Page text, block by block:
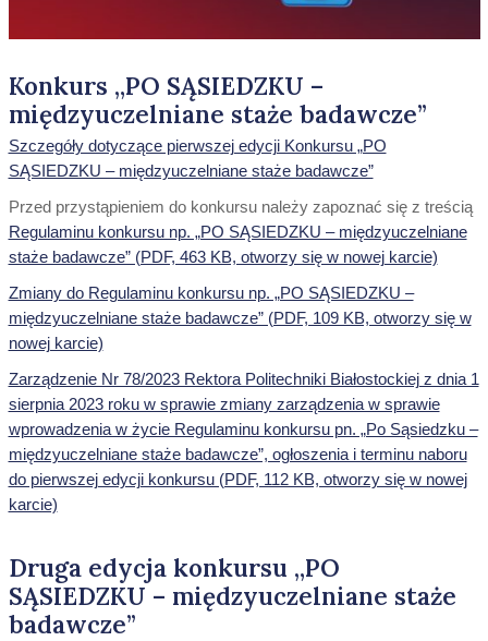
Konkurs „PO SĄSIEDZKU –
międzyuczelniane staże badawcze”
Szczegóły dotyczące pierwszej edycji Konkursu „PO
SĄSIEDZKU – międzyuczelniane staże badawcze”
Przed przystąpieniem do konkursu należy zapoznać się z treścią
Regulaminu konkursu np. „PO SĄSIEDZKU – międzyuczelniane
staże badawcze” (PDF, 463 KB, otworzy się w nowej karcie)
Zmiany do Regulaminu konkursu np. „PO SĄSIEDZKU –
międzyuczelniane staże badawcze” (PDF, 109 KB, otworzy się w
nowej karcie)
Zarządzenie Nr 78/2023 Rektora Politechniki Białostockiej z dnia 1
sierpnia 2023 roku w sprawie zmiany zarządzenia w sprawie
wprowadzenia w życie Regulaminu konkursu pn. „Po Sąsiedzku –
międzyuczelniane staże badawcze”, ogłoszenia i terminu naboru
do pierwszej edycji konkursu (PDF, 112 KB, otworzy się w nowej
karcie)
Druga edycja konkursu „PO
SĄSIEDZKU – międzyuczelniane staże
badawcze”